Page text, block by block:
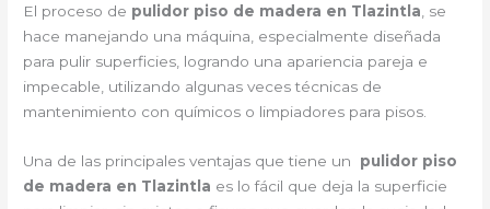
El proceso de pulidor piso de madera en Tlazintla , se
hace manejando una máquina, especialmente diseñada
para pulir superficies, logrando una apariencia pareja e
impecable, utilizando algunas veces técnicas de
mantenimiento con químicos o limpiadores para pisos.
Una de las principales ventajas que tiene un pulidor piso
de madera en Tlazintla es lo fácil que deja la superficie